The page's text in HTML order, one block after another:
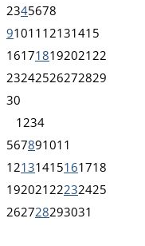
2345678
91011 12131415
161718192021 22
23242526272829
30
1 234
567891011
12131415161718
192021 22232425
262728293031